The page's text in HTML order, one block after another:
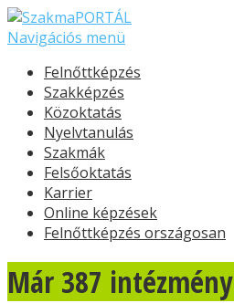
Navigációs menü
Felnőttképzés
Szakképzés
Közoktatás
Nyelvtanulás
Szakmák
Felsőoktatás
Karrier
Online képzések
Felnőttképzés országosan
Már 387